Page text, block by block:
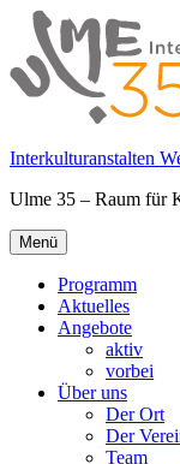
Springe
zum
Inhalt
Interkulturanstalten
Ulme 35 – Raum für
Primäres
Menü
Menü
Programm
Aktuelles
Angebote
aktiv
vorbei
Über uns
Der Ort
Der
Team